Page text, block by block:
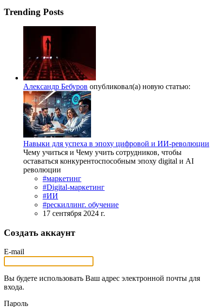
Trending Posts
Александр Бебуров опубликовал(а) новую статью:
Навыки для успеха в эпоху цифровой и ИИ-революции
Чему учиться и Чему учить сотрудников, чтобы
оставаться конкурентоспособным эпоху digital и AI
революции
#маркетинг
#Digital-маркетинг
#ИИ
#рескиллинг. обучение
17 сентября 2024 г.
Создать аккаунт
E-mail
Вы будете использовать Ваш адрес электронной почты для
входа.
Пароль